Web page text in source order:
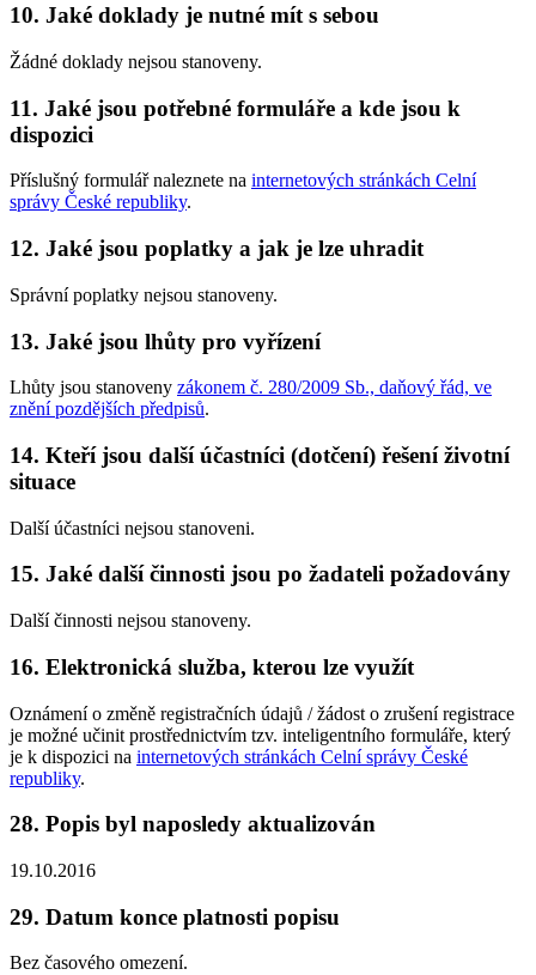
10. Jaké doklady je nutné mít s sebou
Žádné doklady nejsou stanoveny.
11. Jaké jsou potřebné formuláře a kde jsou k
dispozici
Příslušný formulář naleznete na internetových stránkách Celní
správy České republiky.
12. Jaké jsou poplatky a jak je lze uhradit
Správní poplatky nejsou stanoveny.
13. Jaké jsou lhůty pro vyřízení
Lhůty jsou stanoveny zákonem č. 280/2009 Sb., daňový řád, ve
znění pozdějších předpisů.
14. Kteří jsou další účastníci (dotčení) řešení životní
situace
Další účastníci nejsou stanoveni.
15. Jaké další činnosti jsou po žadateli požadovány
Další činnosti nejsou stanoveny.
16. Elektronická služba, kterou lze využít
Oznámení o změně registračních údajů / žádost o zrušení registrace
je možné učinit prostřednictvím tzv. inteligentního formuláře, který
je k dispozici na internetových stránkách Celní správy České
republiky.
28. Popis byl naposledy aktualizován
19.10.2016
29. Datum konce platnosti popisu
Bez časového omezení.